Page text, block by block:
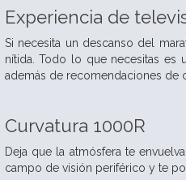
Experiencia de
Si necesita un descanso del
nítida. Todo lo que necesitas es
además de recomendaciones de
Curvatura 1000R
Deja que la atmósfera te
campo de visión periférico y te